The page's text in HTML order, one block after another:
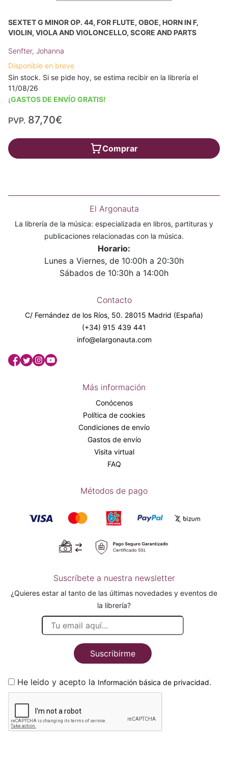
SEXTET G MINOR OP. 44, FOR FLUTE, OBOE, HORN IN F,
VIOLIN, VIOLA AND VIOLONCELLO, SCORE AND PARTS
Senfter, Johanna
Disponible en breve
Sin stock. Si se pide hoy, se estima recibir en la librería el
11/08/26
¡GASTOS DE ENVÍO GRATIS!
PVP. 87,70€
Comprar
El Argonauta
La librería de la música: especializada en libros, partituras y
publicaciones relacionadas con la música.
Horario:
Lunes a Viernes, de 10:00h a 20:30h
Sábados de 10:30h a 14:00h
Contacto
C/ Fernández de los Ríos, 50. 28015 Madrid (España)
(+34) 915 439 441
info@elargonauta.com
Más información
Conócenos
Política de cookies
Condiciones de envío
Gastos de envío
Visita virtual
FAQ
Métodos de pago
Suscríbete a nuestra newsletter
¿Quieres estar al tanto de las últimas novedades y eventos de
la librería?
Suscribirme
He leido y acepto la Información básica de privacidad.